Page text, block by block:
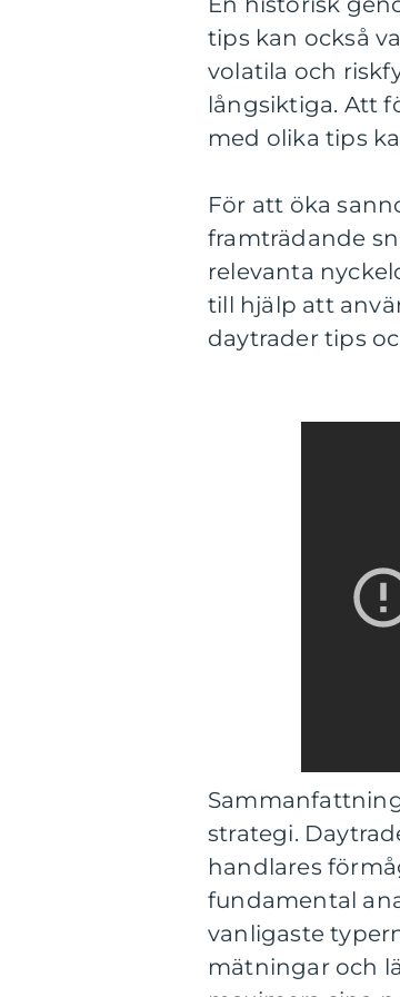
tips kan också
volatila och
långsiktiga. Att
med olika tips
För att öka
framträdande
relevanta
till hjälp att
daytrader tips
strategi.
handlares
fundamental
vanligaste
mätningar och